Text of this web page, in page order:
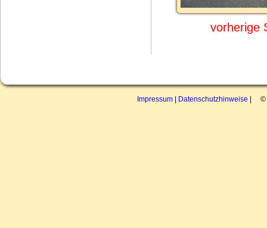
vorherige
Impressum | Datenschutzhinweise | ©